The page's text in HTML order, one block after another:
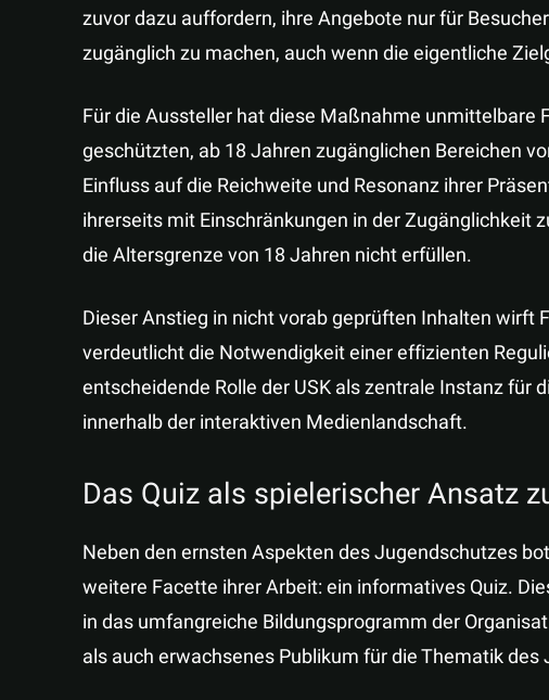
zuvor dazu auffordern, ihre Angebote nur für
zugänglich zu machen, auch wenn die eigentliche
Für die Aussteller hat diese Maßnahme unmittelbare
geschützten, ab 18 Jahren zugänglichen Bereichen
Einfluss auf die Reichweite und Resonanz ihrer
ihrerseits mit Einschränkungen in der Zugänglichkeit
die Altersgrenze von 18 Jahren nicht erfüllen.
Dieser Anstieg in nicht vorab geprüften Inhalten wirft
verdeutlicht die Notwendigkeit einer effizienten
entscheidende Rolle der USK als zentrale Instanz für
innerhalb der interaktiven Medienlandschaft.
Das Quiz als spielerischer Ansatz
Neben den ernsten Aspekten des Jugendschutzes
weitere Facette ihrer Arbeit: ein informatives Quiz.
in das umfangreiche Bildungsprogramm der
als auch erwachsenes Publikum für die Thematik